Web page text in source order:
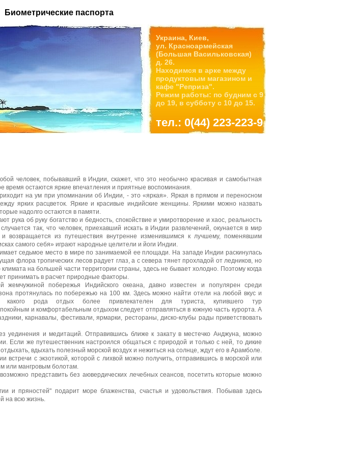
Биометрические паспорта
Украина, Киев,
ул. Красноармейская
(Большая Васильковская)
д. 26.
Находимся в арке между
продуктовым магазином и
кафе "Реприза".
Режим работы: по будним с 9
до 19, в субботу с 10 до 15.
тел.: 0(44) 223-223-9
человек, побывавший в Индии, скажет, что это необычно красивая и самобытная
время остаются яркие впечатления и приятные воспоминания.
на ум при упоминании об Индии, - это «яркая». Яркая в прямом и переносном
ярких расцветок. Яркие и красивые индийские женщины. Яркими можно назвать
надолго остаются в памяти.
рука об руку богатство и бедность, спокойствие и умиротворение и хаос, реальность
так, что человек, приехавший искать в Индии развлечений, окунается в мир
и возвращается из путешествия внутренне изменившимся к лучшему, поменявшим
самого себя» играют народные целители и йоги Индии.
седьмое место в мире по занимаемой ее площади. На западе Индии раскинулась
флора тропических лесов радует глаз, а с севера тянет прохладой от ледников, но
на большей части территории страны, здесь не бывает холодно. Поэтому когда
принимать в расчет природные факторы.
жемчужиной побережья Индийского океана, давно известен и популярен среди
протянулась по побережью на 100 км. Здесь можно найти отели на любой вкус и
рода отдых более привлекателен для туриста, купившего тур
и комфортабельным отдыхом следует отправляться в южную часть курорта. А
карнавалы, фестивали, ярмарки, рестораны, диско-клубы рады приветствовать
уединения и медитаций. Отправившись ближе к закату в местечко Анджуна, можно
Если же путешественник настроился общаться с природой и только с ней, то дикие
вдыхать полезный морской воздух и нежиться на солнце, ждут его в Арамболе.
встречи с экзотикой, которой с лихвой можно получить, отправившись в морской или
или мангровым болотам.
представить без аювердических лечебных сеансов, посетить которые можно
и пряностей" подарит море блаженства, счастья и удовольствия. Побывав здесь
на всю жизнь.